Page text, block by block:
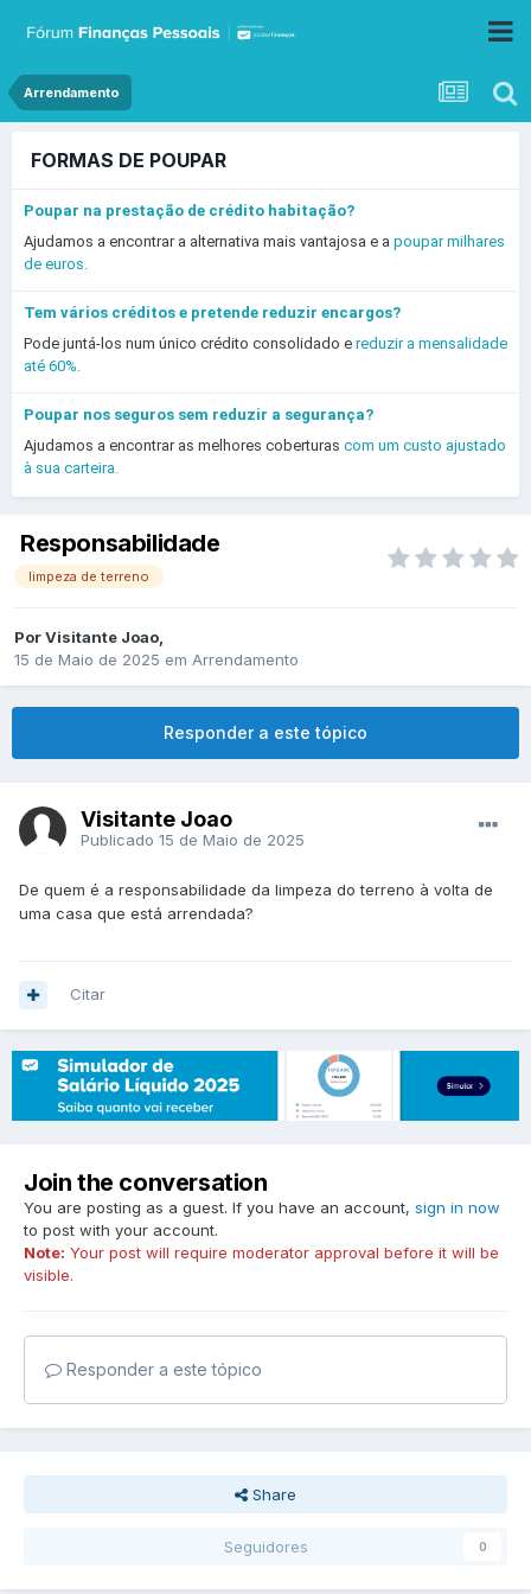
Arrendamento
FORMAS DE POUPAR
Poupar na prestação de crédito habitação?
Ajudamos a encontrar a alternativa mais vantajosa e a poupar milhares
de euros.
Tem vários créditos e pretende reduzir encargos?
Pode juntá-los num único crédito consolidado e reduzir a mensalidade
até 60%.
Poupar nos seguros sem reduzir a segurança?
Ajudamos a encontrar as melhores coberturas com um custo ajustado
à sua carteira.
Responsabilidade
limpeza de terreno
PorVisitante Joao,
15 de Maio de 2025 em Arrendamento
Responder a este tópico
Visitante Joao
Publicado 15 de Maio de 2025
De quem é a responsabilidade da limpeza do terreno à volta de
uma casa que está arrendada?
Citar
Join the conversation
You are posting as a guest. If you have an account, sign in now
to post with your account.
Note: Your post will require moderator approval before it will be
visible.
Responder a este tópico
Share
Seguidores 0